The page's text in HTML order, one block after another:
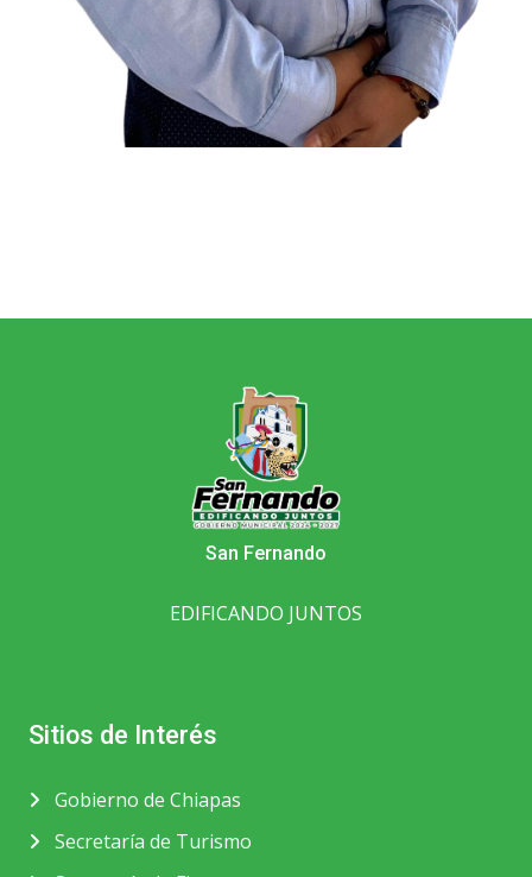
San Fernando
EDIFICANDO JUNTOS
Sitios de Interés
Gobierno de Chiapas
Secretaría de Turismo